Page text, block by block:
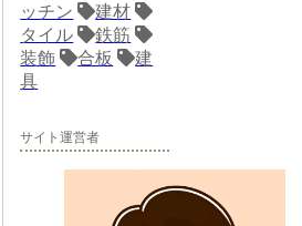
ッチン
建材
タイル
鉄筋
装飾
合板
建
具
サイト運営者